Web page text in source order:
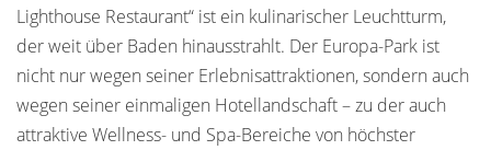
Lighthouse Restaurant“ ist ein kulinarischer Leuchtturm,
der weit über Baden hinausstrahlt. Der Europa-Park ist
nicht nur wegen seiner Erlebnisattraktionen, sondern auch
wegen seiner einmaligen Hotellandschaft – zu der auch
attraktive Wellness- und Spa-Bereiche von höchster